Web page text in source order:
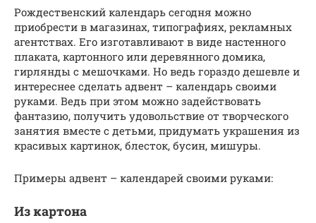
Рождественский календарь сегодня можно
приобрести в магазинах, типографиях, рекламных
агентствах. Его изготавливают в виде настенного
плаката, картонного или деревянного домика,
гирлянды с мешочками. Но ведь гораздо дешевле и
интереснее сделать адвент – календарь своими
руками. Ведь при этом можно задействовать
фантазию, получить удовольствие от творческого
занятия вместе с детьми, придумать украшения из
красивых картинок, блесток, бусин, мишуры.
Примеры адвент – календарей своими руками:
Из картона